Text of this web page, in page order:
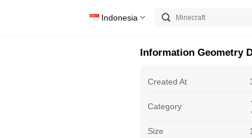
Indonesia
Information Geometry
Created At
Category
Size